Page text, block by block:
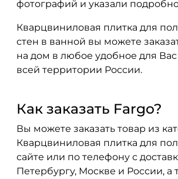
фотографий и указали
Кварцвиниловая плитка для
стен в ванной вы можете
на дом в любое удобное для
всей территории России.
Как заказать Fargo?
Вы можете заказать товар из
Кварцвиниловая плитка для
сайте или по телефону с
Петербургу, Москве и России, а